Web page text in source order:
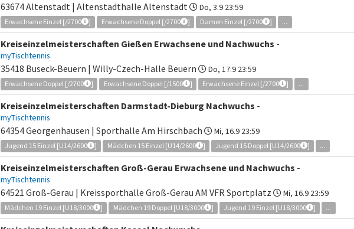
63674 Altenstadt | Altenstadthalle Altenstadt Do, 3.9 23:59
Erwachsene Einzel [/2700 ] Erwachsene Doppel [/2700 ] Damen Einzel [/2700 ] ...
Kreiseinzelmeisterschaften Gießen Erwachsene und Nachwuchs -
myTischtennis
35418 Buseck-Beuern | Willy-Czech-Halle Beuern Do, 17.9 23:59
Erwachsene Doppel [/2700 ] Erwachsene Doppel [/1500 ] Erwachsene Einzel [/2700 ] ...
Kreiseinzelmeisterschaften Darmstadt-Dieburg Nachwuchs -
myTischtennis
64354 Georgenhausen | Sporthalle Am Hirschbach Mi, 16.9 23:59
Jugend 15 Einzel [U14/2600 ] Mädchen 15 Einzel [U14/2600 ] Jugend 15 Doppel [U14/2600 ] ...
Kreiseinzelmeisterschaften Groß-Gerau Erwachsene und Nachwuchs -
myTischtennis
64521 Groß-Gerau | Kreissporthalle Groß-Gerau AM VFR Sportplatz Mi, 16.9 23:59
Mädchen 19 Einzel [U18/3000 ] Mädchen 19 Doppel [U18/3000 ] Jugend 19 Einzel [U18/3000 ] ...